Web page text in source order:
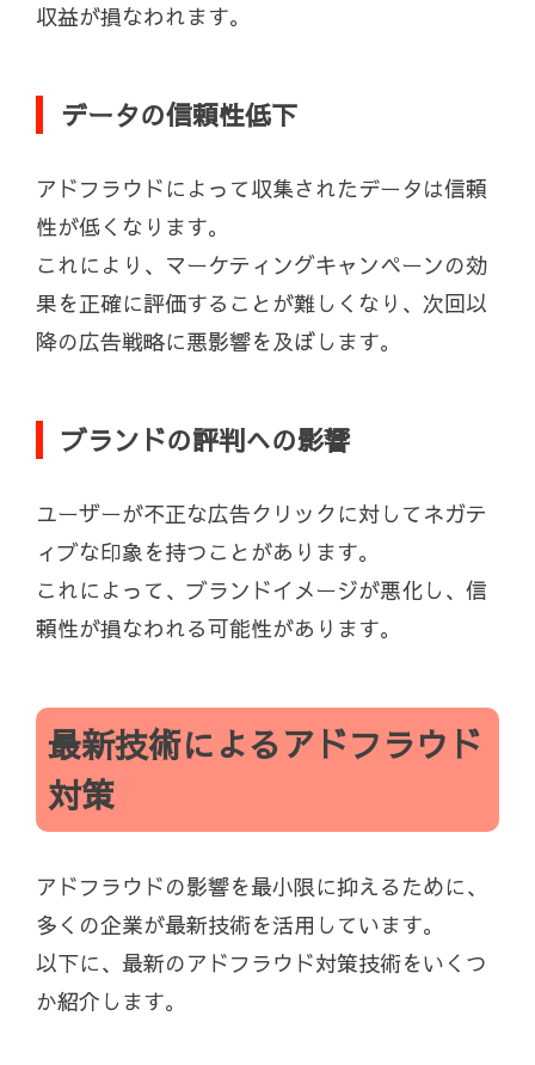
収益が損なわれます。
データの信頼性低下
アドフラウドによって収集されたデータは信頼
性が低くなります。
これにより、マーケティングキャンペーンの効
果を正確に評価することが難しくなり、次回以
降の広告戦略に悪影響を及ぼします。
ブランドの評判への影響
ユーザーが不正な広告クリックに対してネガテ
ィブな印象を持つことがあります。
これによって、ブランドイメージが悪化し、信
頼性が損なわれる可能性があります。
最新技術によるアドフラウド
対策
アドフラウドの影響を最小限に抑えるために、
多くの企業が最新技術を活用しています。
以下に、最新のアドフラウド対策技術をいくつ
か紹介します。